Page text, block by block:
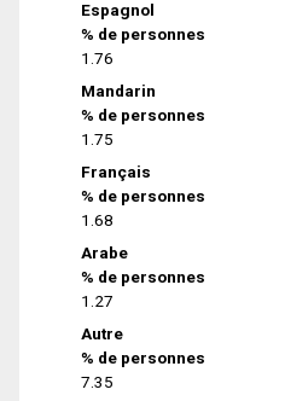
Espagnol
% de personnes
1.76
Mandarin
% de personnes
1.75
Français
% de personnes
1.68
Arabe
% de personnes
1.27
Autre
% de personnes
7.35